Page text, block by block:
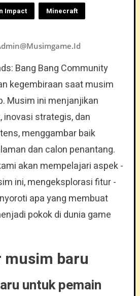
Impact
Minecraft
Bang Bang Community
kegembiraan saat musim
Musim ini menjanjikan
inovasi strategis, dan
menggambar baik
dan calon penantang.
akan mempelajari aspek -
ini, mengeksplorasi fitur -
apa yang membuat
pokok di dunia game
musim baru
untuk pemain